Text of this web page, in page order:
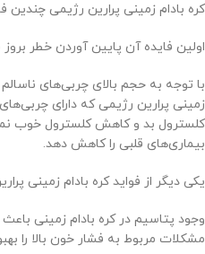
کره بادام زمینی پرارین رژیمی چندین
اولین فایده آن پایین آوردن خطر
با توجه به حجم بالای چربی‌های ناسالم
زمینی پرارین رژیمی که دارای
کلسترول بد و کاهش کلسترول خوب
بیماری‌های قلبی را کاهش دهد.
یکی دیگر از فواید کره بادام زمینی
وجود پتاسیم در کره بادام زمینی
مشکلات مربوط به فشار خون بالا را